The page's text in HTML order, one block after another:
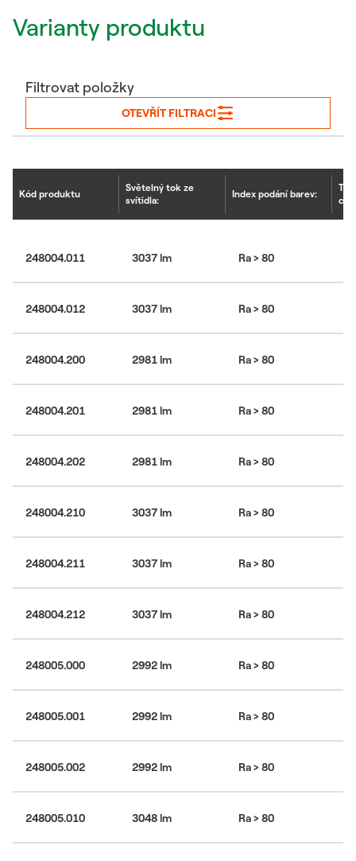
Varianty produktu
Filtrovat položky
OTEVŘÍT FILTRACI
Kód produktu
Světelný tok ze
svítidla:
Index podání barev:
248004.011 3037 lm Ra > 80
KÓD PRODUKTU:248004.011
VYTISKNOUT / ULOŽIT
Název:
FLAMMINI LED
Kategorie:
Interiérová svítidla
LED svítidlo určené do vnitřních prostor
Konstrukce svítidla určená pro přisazenou nebo
248004.012 3037 lm Ra > 80
KÓD PRODUKTU:248004.012
VYTISKNOUT / ULOŽIT
Název:
FLAMMINI LED
Kategorie:
Interiérová svítidla
248004.200 2981 lm Ra > 80
KÓD PRODUKTU:248004.200
VYTISKNOUT / ULOŽIT
Název:
FLAMMINI LED
248004.201 2981 lm Ra > 80
KÓD PRODUKTU:248004.201
248004.202 2981 lm Ra > 80
248004.210 3037 lm Ra > 80
248004.211 3037 lm Ra > 80
248004.212 3037 lm Ra > 80
248005.000 2992 lm Ra > 80
248005.001 2992 lm Ra > 80
248005.002 2992 lm Ra > 80
248005.010 3048 lm Ra > 80